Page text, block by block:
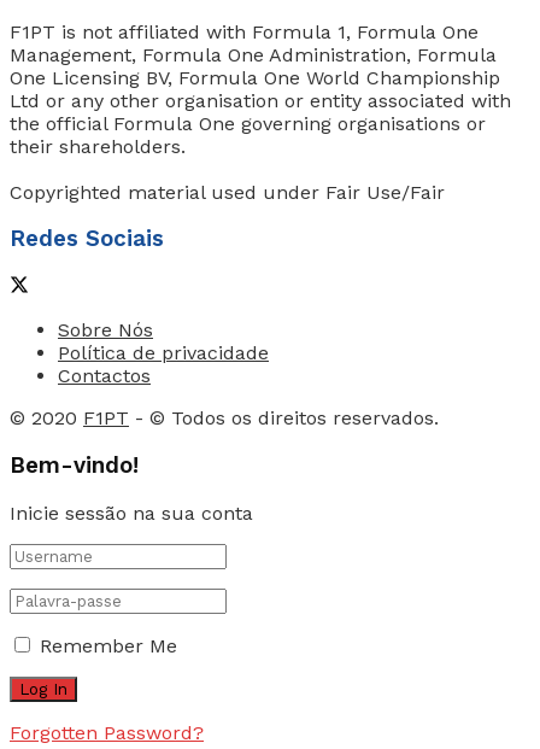
F1PT is not affiliated with Formula 1, Formula One
Management, Formula One Administration, Formula
One Licensing BV, Formula One World Championship
Ltd or any other organisation or entity associated with
the official Formula One governing organisations or
their shareholders.
Copyrighted material used under Fair Use/Fair
Redes Sociais
Sobre Nós
Política de privacidade
Contactos
© 2020 F1PT - © Todos os direitos reservados.
Bem-vindo!
Inicie sessão na sua conta
Remember Me
Forgotten Password?